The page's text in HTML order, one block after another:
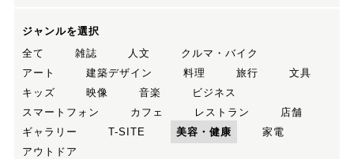
ジャンルを選択
全て
雑誌 人文
クルマ・バイク
アート
建築デザイン 料理 旅行
文具
キッズ
映像 音楽
ビジネス
スマートフォン
カフェ レストラン
店舗
ギャラリー
T-SITE 美容・健康
家電
アウトドア